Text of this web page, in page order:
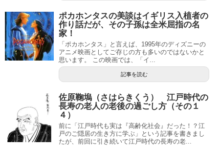
ポカホンタスの美談はイギリス入植者の
作り話だが、その子孫は全米屈指の名
家！
「ポカホンタス」と言えば、1995年のディズニーの
アニメ映画としてご存じの方も多いのではないかと
思います。 この映画では、「イ...
記事を読む
佐原鞠塢（さはらきくう） 江戸時代の
長寿の老人の老後の過ごし方（その１
４）
前に「江戸時代も実は『高齢化社会』だった！？江
戸のご隠居の生き方に学ぶ」という記事を書きまし
たが、前回に引き続いて江戸時代の長寿の老...